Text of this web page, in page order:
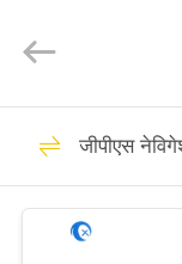
उत्पादों
Reserved.
ओमनी
जीपीएस